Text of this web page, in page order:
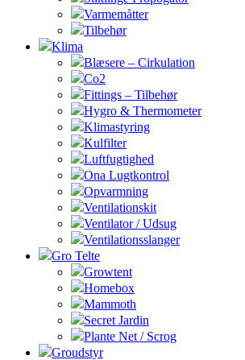
Varmemåtter
Tilbehør
Klima
Blæsere – Cirkulation
Co2
Fittings – Tilbehør
Hygro & Thermometer
Klimastyring
Kulfilter
Luftfugtighed
Ona Lugtkontrol
Opvarmning
Ventilationskit
Ventilator / Udsug
Ventilationsslanger
Gro Telte
Growtent
Homebox
Mammoth
Secret Jardin
Plante Net / Scrog
Groudstyr